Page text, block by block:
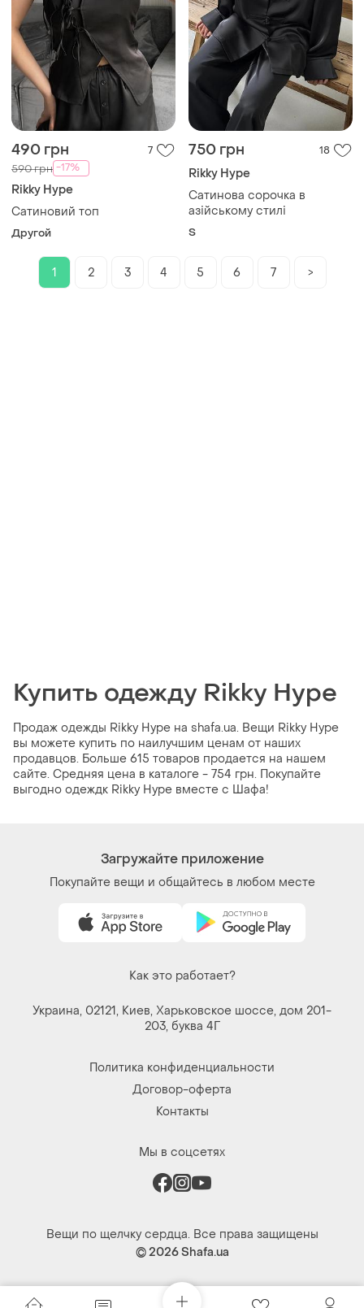
490 грн 7
590 грн -17%
Rikky Hype
Сатиновий топ
Другой
750 грн 18
Rikky Hype
Сатинова сорочка в
азійському стилі
S
1 2 3 4 5 6 7 >
Купить одежду Rikky Hype
Продаж одежды Rikky Hype на shafa.ua. Вещи Rikky Hype
вы можете купить по наилучшим ценам от наших
продавцов. Больше 615 товаров продается на нашем
сайте. Средняя цена в каталоге - 754 грн. Покупайте
выгодно одеждк Rikky Hype вместе с Шафа!
Загружайте приложение
Покупайте вещи и общайтесь в любом месте
Как это работает?
Украина, 02121, Киев, Харьковское шоссе, дом 201-
203, буква 4Г
Политика конфиденциальности
Договор-оферта
Контакты
Мы в соцсетях
Вещи по щелчку сердца. Все права защищены
© 2026Shafa.ua